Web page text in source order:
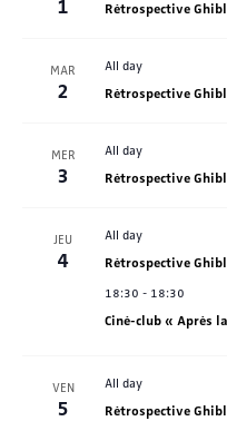
Rétrospective
MAR
2
All day
Rétrospective
MER
3
All day
Rétrospective
JEU
4
All day
Rétrospective
18:30 - 18:30
Ciné-club « Après
VEN
5
All day
Rétrospective